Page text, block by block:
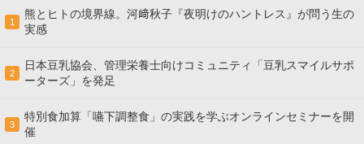
1
熊とヒトの境界線。河﨑秋子『夜明けのハントレス』が問う生の
実感
2
日本豆乳協会、管理栄養士向けコミュニティ「豆乳スマイルサポ
ーターズ」を発足
3
特別食加算「嚥下調整食」の実践を学ぶオンラインセミナーを開
催